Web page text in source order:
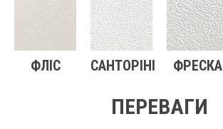
ФЛІС САНТОРІНІ ФРЕСКА
ПЕРЕВАГИ